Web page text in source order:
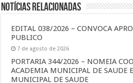
Notícias Relacionadas
EDITAL 038/2026 – CONVOCA
PUBLICO
7 de agosto de 2026
PORTARIA 344/2026 – NOMEIA
ACADEMIA MUNICIPAL DE SAUDE
MUNICIPAL DE SAUDE